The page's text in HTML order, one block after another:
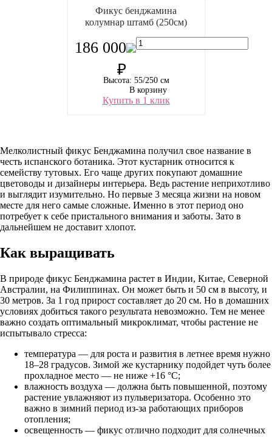
Фикус бенджамина
колумнар штамб (250см)
186 000
₽
Высота: 55/250 см
В корзину
Купить в 1 клик
Мелколистный фикус Бенджамина получил свое название в
честь испанского ботаника. Этот кустарник относится к
семейству тутовых. Его чаще других покупают домашние
цветоводы и дизайнеры интерьера. Ведь растение неприхотливо
и выглядит изумительно. Но первые 3 месяца жизни на новом
месте для него самые сложные. Именно в этот период оно
потребует к себе пристального внимания и заботы. Зато в
дальнейшем не доставит хлопот.
Как выращивать
В природе фикус Бенджамина растет в Индии, Китае, Северной
Австралии, на Филиппинах. Он может быть и 50 см в высоту, и
30 метров. За 1 год прирост составляет до 20 см. Но в домашних
условиях добиться такого результата невозможно. Тем не менее
важно создать оптимальный микроклимат, чтобы растение не
испытывало стресса:
температура — для роста и развития в летнее время нужно
18–28 градусов. Зимой же кустарнику подойдет чуть более
прохладное место — не ниже +16 °С;
влажность воздуха — должна быть повышенной, поэтому
растение увлажняют из пульверизатора. Особенно это
важно в зимний период из-за работающих приборов
отопления;
освещенность — фикус отлично подходит для солнечных